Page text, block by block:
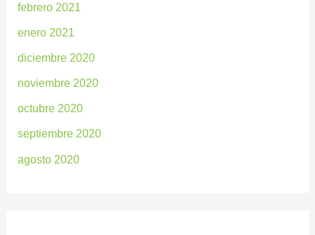
febrero 2021
enero 2021
diciembre 2020
noviembre 2020
octubre 2020
septiembre 2020
agosto 2020